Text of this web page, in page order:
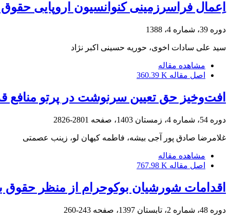
اِعمال فراسرزمینی کنوانسیون اروپایی
دوره 39، شماره 4، 1388
سید علی سادات اخوی، حوریه حسینی اکبر نژاد
مشاهده مقاله
اصل مقاله 360.39 K
افت‌وخیز حق تعیین سرنوشت در پرتو
دوره 54، شماره 4، زمستان 1403، صفحه 2801-2826
غلامرضا صادق پور آجی بیشه، فاطمه کیهان لو، زینب عصمتی
مشاهده مقاله
اصل مقاله 767.98 K
اقدامات شورشیان بوکوحرام از منظر
دوره 48، شماره 2، تابستان 1397، صفحه 243-260